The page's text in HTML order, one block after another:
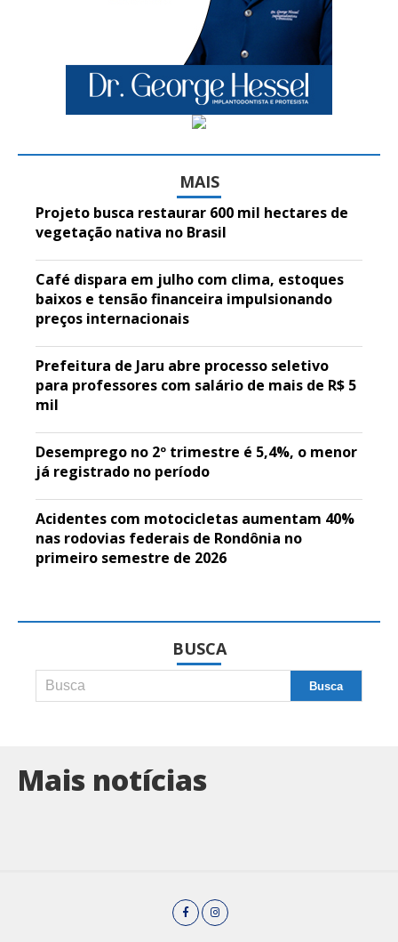
MAIS
Projeto busca restaurar 600 mil hectares de
vegetação nativa no Brasil
Café dispara em julho com clima, estoques
baixos e tensão financeira impulsionando
preços internacionais
Prefeitura de Jaru abre processo seletivo
para professores com salário de mais de R$ 5
mil
Desemprego no 2º trimestre é 5,4%, o menor
já registrado no período
Acidentes com motocicletas aumentam 40%
nas rodovias federais de Rondônia no
primeiro semestre de 2026
BUSCA
Mais notícias